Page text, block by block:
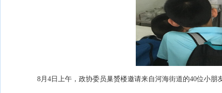
8月 4 日上午，政协委员巢赟楼邀请来自河海街道的40位小朋